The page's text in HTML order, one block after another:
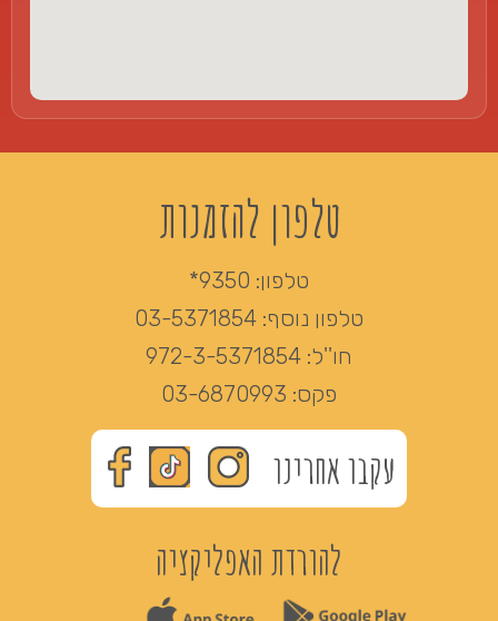
טלפון להזמנות
טלפון: 9350*
טלפון נוסף: 03-5371854
חו''ל: 972-3-5371854
פקס: 03-6870993
עקבו אחרינו
להורדת האפליקציה